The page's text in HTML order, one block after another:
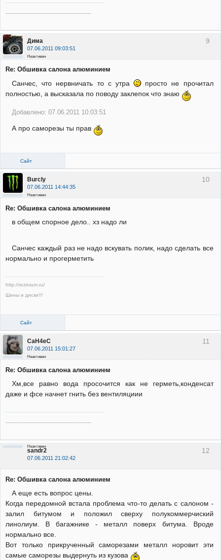
9
Дима
07.06.2011 09:03:51
Неактивен
Re: Обшивка салона алюминием
Санчес, что нервничать то с утра
просто не прочитал
полностью, а высказала по поводу заклепок что знаю
Добавлено: 07.06.2011 10:03:51
А про саморезы ты прав
Сайт
10
Burcly
07.06.2011 14:44:35
Неактивен
Re: Обшивка салона алюминием
в общем спорное дело.. хз надо ли
Санчес каждый раз не надо вскувать полик, надо сделать все
нормально и прогерметить
http://rezinium.ru/
Шины и диски!!!
Сайт
11
CaH4eC
07.06.2011 15:01:27
Неактивен
Re: Обшивка салона алюминием
Хм,все равно вода просочится как не герметь,конденсат
даже и фсе начнет гнить без вентиляциии
12
sandr2
07.06.2011 21:02:42
Неактивен
Re: Обшивка салона алюминием
А еще есть вопрос цены.
Когда передомной встала проблема что-то делать с салоном -
залил битумом и положил сверху полукоммерчиский
линолиум. В багажнике - металл поверх битума. Вроде
нормально все.
Вот только прикрученный саморезами металл норовит эти
самые саморезы выдернуть из кузова